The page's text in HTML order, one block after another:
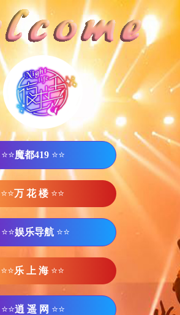
⭐⭐魔都419 ⭐⭐
⭐⭐万 花 楼 ⭐⭐
⭐⭐娱乐导航 ⭐⭐
⭐⭐乐 上 海 ⭐⭐
⭐⭐逍 遥 网 ⭐⭐